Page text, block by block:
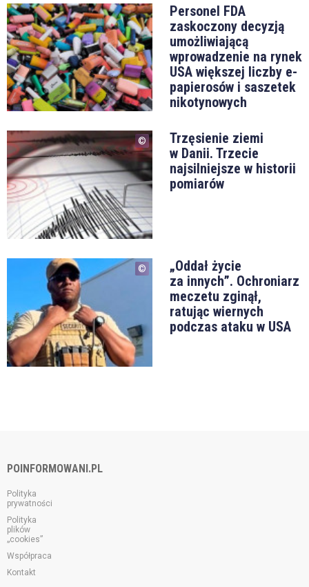
Personel FDA
zaskoczony decyzją
umożliwiającą
wprowadzenie na rynek
USA większej liczby e-
papierosów i saszetek
nikotynowych
Trzęsienie ziemi
w Danii. Trzecie
najsilniejsze w historii
pomiarów
„Oddał życie
za innych”. Ochroniarz
meczetu zginął,
ratując wiernych
podczas ataku w USA
POINFORMOWANI.PL
Polityka
prywatności
Polityka
plików
„cookies”
Współpraca
Kontakt